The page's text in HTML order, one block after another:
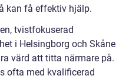
kan få effektiv hjälp.
tvistfokuserad
i Helsingborg och Skåne
värd att titta närmare på.
ofta med kvalificerad